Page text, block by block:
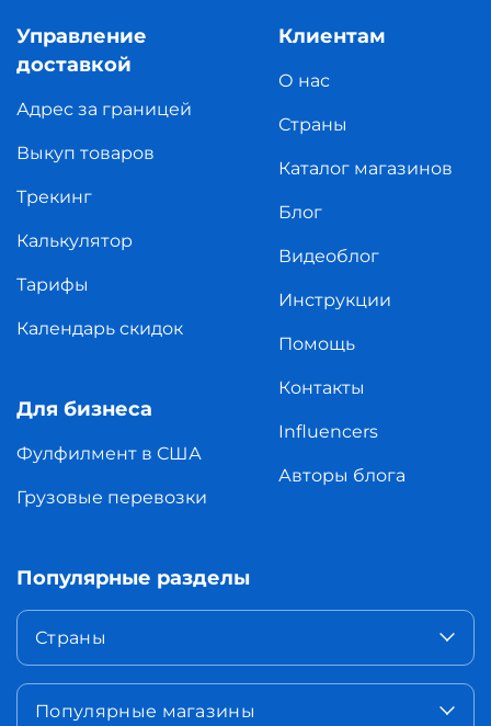
Управление
доставкой
Адрес за границей
Выкуп товаров
Трекинг
Калькулятор
Тарифы
Календарь скидок
Для бизнеса
Фулфилмент в США
Грузовые перевозки
Клиентам
О нас
Страны
Каталог магазинов
Блог
Видеоблог
Инструкции
Помощь
Контакты
Influencers
Авторы блога
Популярные разделы
Страны
Популярные магазины